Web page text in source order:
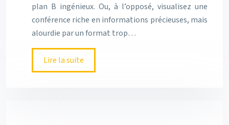
plan B ingénieux. Ou, à l’opposé, visualisez une
conférence riche en informations précieuses, mais
alourdie par un format trop…
Lire la suite